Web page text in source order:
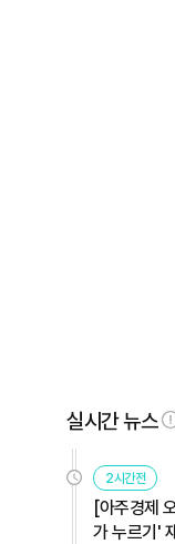
실시간 뉴스
2시간전
[아주경제
가 누르기'